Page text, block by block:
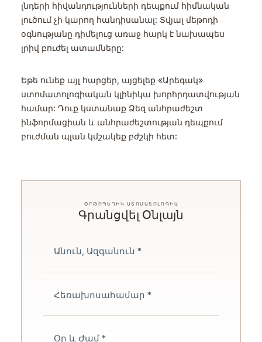
լնդերի հիվանդությունների դեպքում հիմնական
լուծում չի կարող հանդիսանալ: Տվյալ մեթոդի
օգնությանը դիմելուց առաջ հարկ է նախապես
լրիվ բուժել ատամները:
Եթե ունեք այլ հարցեր, այցելեք «Արեգակ»
ստոմատոլոգիական կլինիկա խորհրդատվության
համար: Դուք կստանաք Ձեզ անհրաժեշտ
ինֆորմացիան և անհրաժեշտության դեպքում
բուժման պլան կմշակեք բժշկի հետ:
ՕՐԹՈՊԵԴԻԿ ՍՏՈՄԱՏՈԼՈԳԻԱ
Գրանցվել Օնլայն